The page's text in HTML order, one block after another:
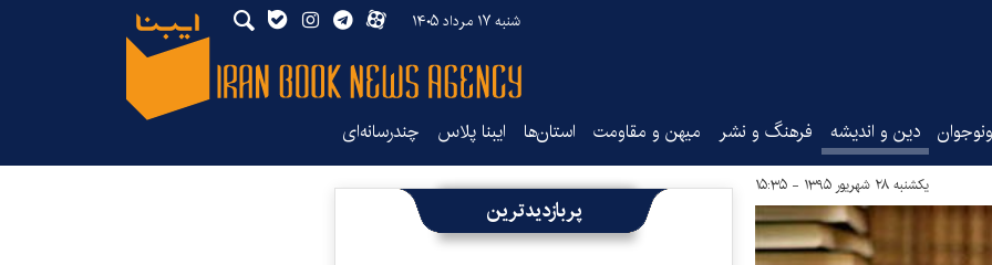
شنبه ۱۷ مرداد ۱۴۰۵
دین و اندیشه فرهنگ و نشر میهن و مقاومت استان‌ها ایبنا پلاس چندرسانه‌ای
یکشنبه ۲۸ شهریور ۱۳۹۵ - ۱۵:۳۵
پربازدیدترین